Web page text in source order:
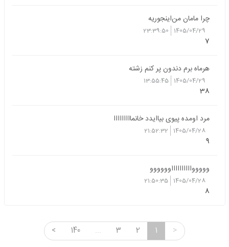
چرا مامان من‌اینجوریه
1405/04/29
23:39:50
7
هرماه برم دندون پر کنم زشته
1405/04/29
13:55:45
38
مرد اومده پیوی بیاایدد خانمااااااااا
1405/04/28
21:52:32
9
وووووااااااااااوووووو
1405/04/28
21:50:35
8
>
1
2
3
...
140
<